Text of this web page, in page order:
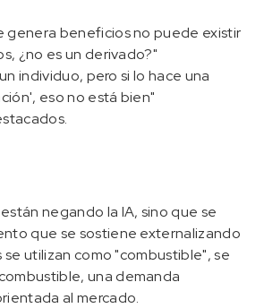
genera beneficios no puede existir
¿no es un derivado?"
individuo, pero si lo hace una
eso no está bien"
negando la IA, sino que se
que se sostiene externalizando
se utilizan como "combustible", se
una demanda
al mercado.